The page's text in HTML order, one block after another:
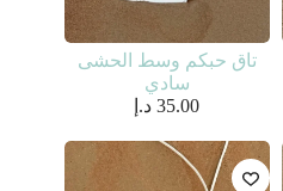
تاق حبكم وسط الحشى
سادي
35.00 د.إ